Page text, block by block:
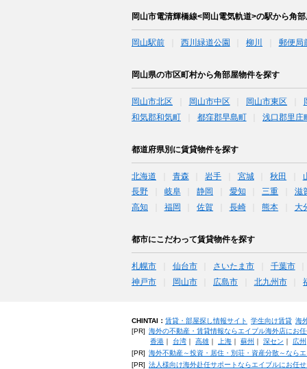
岡山市電清輝橋線<岡山電気軌道>の駅から角
岡山駅前 西川緑道公園 柳川 郵便局
岡山県の市区町村から角部屋物件を探す
岡山市北区 岡山市中区 岡山市東区
和気郡和気町
都窪郡早島町 浅口郡里庄
都道府県別に賃貸物件を探す
北海道 青森 岩手 宮城 秋田
長野
岐阜 静岡 愛知 三重 滋
高知
福岡 佐賀 長崎 熊本 大
都市にこだわって賃貸物件を探す
札幌市 仙台市 さいたま市 千葉市
神戸市
岡山市 広島市 北九州市
CHINTAI： 賃貸・部屋探し情報サイト 学生向け賃貸 海
[PR] 海外の不動産・賃貸情報ならエイブル海外店にお任
香港｜ 台湾｜ 高雄｜ 上海｜ 蘇州 ｜ 深セン ｜ 広州
[PR] 海外不動産～投資・居住・別荘・資産分散～なら
[PR] 法人様向け海外赴任サポートならエイブルにお任せ